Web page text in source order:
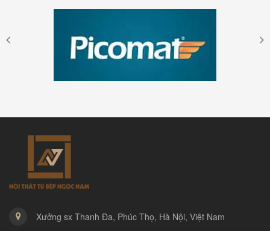
Xưởng sx Thanh Đa, Phúc Thọ, Hà Nội, Việt Nam